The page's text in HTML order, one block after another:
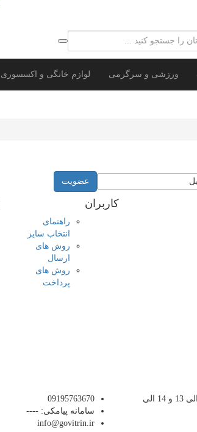
ورزشی و سرگرمی لوازم خانگی و اکسسوری
کاربران
راهنمای
انتخاب سایز
روش های
ارسال
روش های
پرداخت
اگر سوالی دارین بخش پشتیانی گو ویترین در خدمت شماست: ساعات کاری: 9 الی 13 و 14 الی
09195763670
سامانه پیامکی: ----
info@govitrin.ir